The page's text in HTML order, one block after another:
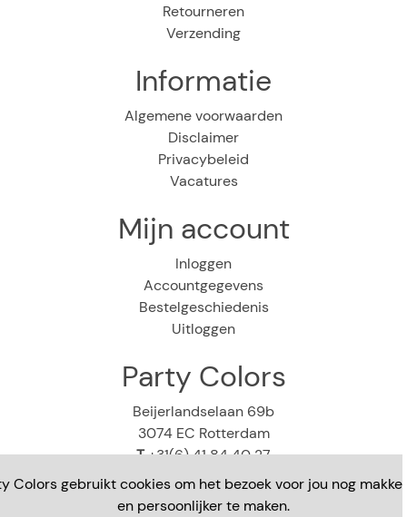
Colors gebruikt cookies om het bezoek voor jou nog
en persoonlijker te maken.
Retourneren
Verzending
Informatie
Algemene voorwaarden
Disclaimer
Privacybeleid
Vacatures
Mijn account
Inloggen
Accountgegevens
Bestelgeschiedenis
Uitloggen
Party Colors
Beijerlandselaan 69b
3074 EC Rotterdam
T+31(6) 41 84 40 27
webshop@partycolors.nl